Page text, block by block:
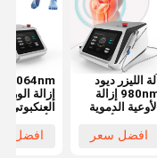
آلة الليزر ديود
980nm إزالة
الأوعية الدموية
العنكبوتية
افضل سعر
إزالة الوريد
العنكبوتي
عالية التردد
افضل